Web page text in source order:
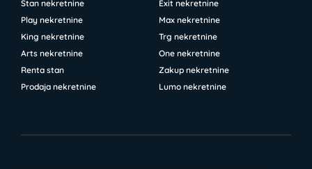
Stan nekretnine
Exit nekretnine
Play nekretnine
Max nekretnine
King nekretnine
Trg nekretnine
Arts nekretnine
One nekretnine
Renta stan
Zakup nekretnine
Prodaja nekretnine
Lumo nekretnine